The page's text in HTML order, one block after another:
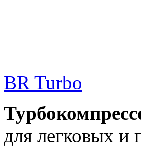
BR Turbo
для легковых и